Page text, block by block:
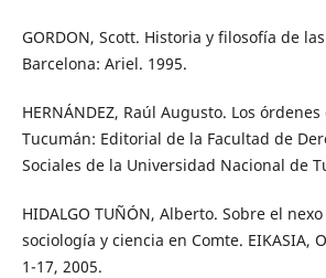
GORDON, Scott. Historia y filosofía de
Barcelona: Ariel. 1995.
HERNÁNDEZ, Raúl Augusto. Los
Tucumán: Editorial de la Facultad de
Sociales de la Universidad Nacional de
HIDALGO TUÑÓN, Alberto. Sobre el
sociología y ciencia en Comte. EIKASIA,
1-17, 2005.